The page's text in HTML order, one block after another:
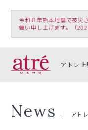
令和８年熊本地震で被災
舞い申し上げます。（
アトレ上
News アト